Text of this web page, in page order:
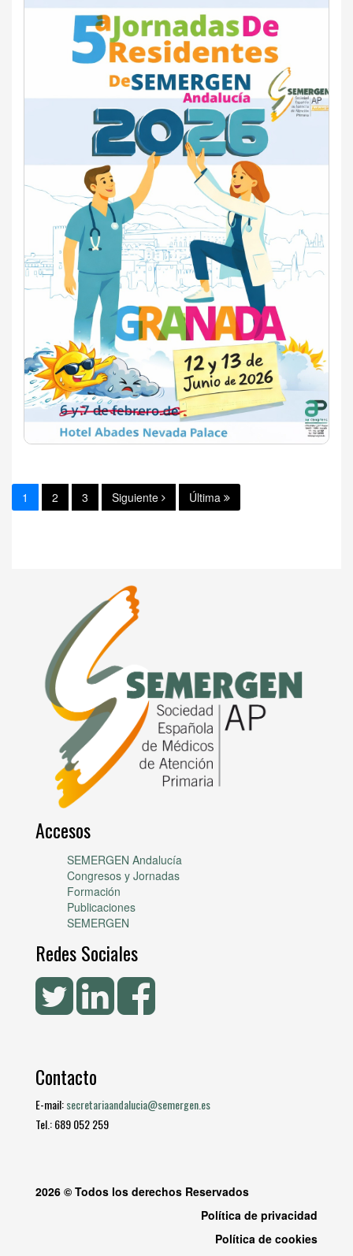
1 2 3 Siguiente Última
Accesos
SEMERGEN Andalucía
Congresos y Jornadas
Formación
Publicaciones
SEMERGEN
Redes Sociales
Contacto
E-mail:secretariaandalucia@semergen.es
Tel.: 689 052 259
2026 © Todos los derechos Reservados
Política de privacidad
Política de cookies